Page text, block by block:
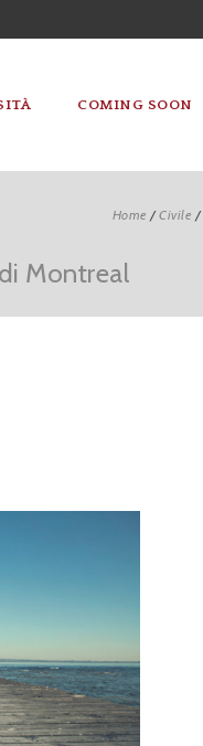
COMING SOON
Home /Civile /
Montreal